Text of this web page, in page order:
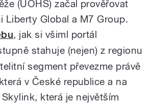
(ÚOHS) začal prověřovat
Liberty Global a M7 Group.
, jak si všiml portál
stahuje (nejen) z regionu
segment převezme právě
v České republice a na
která je největším